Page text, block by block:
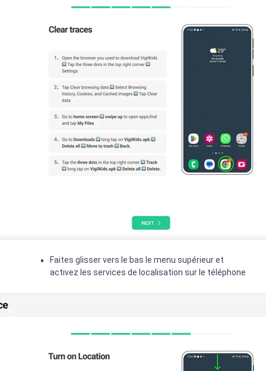
Faites glisser vers le bas le menu supérieur et
activez les services de localisation sur le téléphone